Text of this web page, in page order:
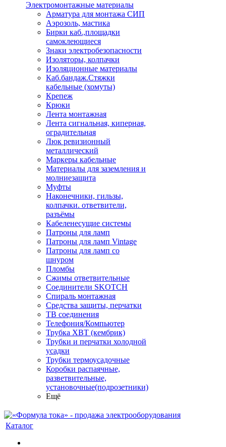
Электромонтажные материалы
Арматура для монтажа СИП
Аэрозоль, мастика
Бирки каб.,площадки
самоклеющиеся
Знаки электробезопасности
Изоляторы, колпачки
Изоляционные материалы
Каб.бандаж.Стяжки
кабельные (хомуты)
Крепеж
Крюки
Лента монтажная
Лента сигнальная, киперная,
оградительная
Люк ревизионный
металлический
Маркеры кабельные
Материалы для заземления и
молниезащита
Муфты
Наконечники, гильзы,
колпачки. ответвители,
разъёмы
Кабеленесущие системы
Патроны для ламп
Патроны для ламп Vintage
Патроны для ламп со
шнуром
Пломбы
Сжимы ответвительные
Соединители SKOTCH
Спираль монтажная
Средства защиты, перчатки
ТВ соединения
Телефония/Компьютер
Трубка ХВТ (кембрик)
Трубки и перчатки холодной
усадки
Трубки термоусадочные
Коробки распаячные,
разветвительные,
установочные(подрозетники)
Ещё
Каталог